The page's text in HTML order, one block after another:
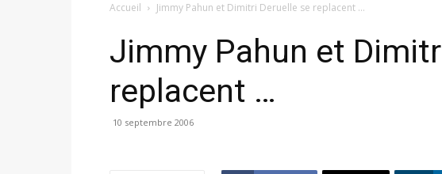
Accueil Jimmy Pahun et Dimitri Deruelle se replacent ...
Jimmy Pahun et
replacent …
10 septembre 2006